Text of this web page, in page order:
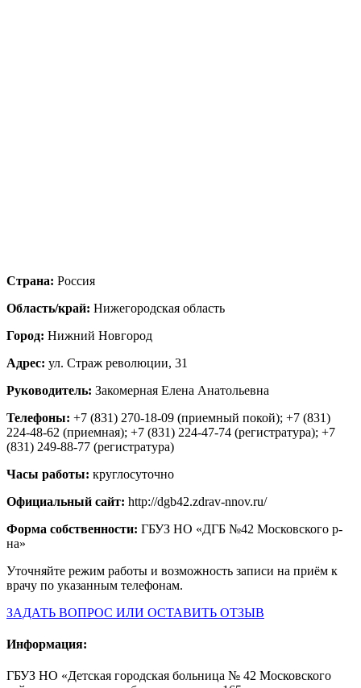
Страна: Россия
Область/край: Нижегородская область
Город: Нижний Новгород
Адрес: ул. Страж революции, 31
Руководитель: Закомерная Елена Анатольевна
Телефоны: +7 (831) 270-18-09 (приемный покой); +7 (831)
224-48-62 (приемная); +7 (831) 224-47-74 (регистратура); +7
(831) 249-88-77 (регистратура)
Часы работы: круглосуточно
Официальный сайт: http://dgb42.zdrav-nnov.ru/
Форма собственности: ГБУЗ НО «ДГБ №42 Московского р-
на»
Уточняйте режим работы и возможность записи на приём к
врачу по указанным телефонам.
ЗАДАТЬ ВОПРОС ИЛИ ОСТАВИТЬ ОТЗЫВ
Информация:
ГБУЗ НО «Детская городская больница № 42 Московского